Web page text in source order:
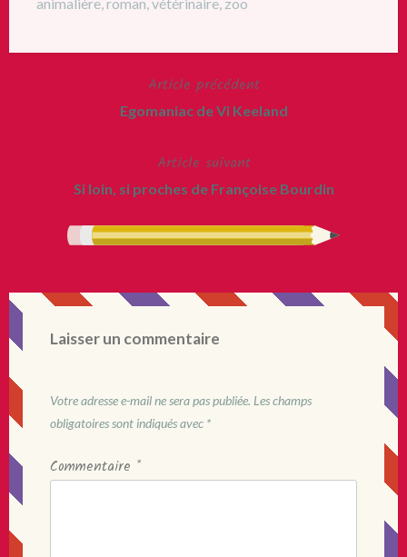
Article précédent
Egomaniac de Vi Keeland
Article suivant
Si loin, si proches de Françoise Bourdin
Laisser un commentaire
Votre adresse e-mail ne sera pas publiée. Les champs
obligatoires sont indiqués avec *
Commentaire *